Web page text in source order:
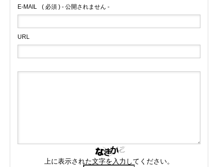
E-MAIL ( 必須 ) - 公開されません -
URL
上に表示された文字を入力してください。